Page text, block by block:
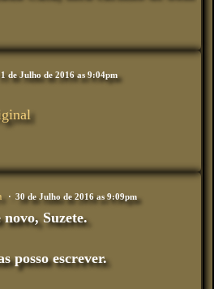
de Julho de 2016 as 9:04pm
30 de Julho de 2016 as 9:09pm
Suzete.
posso escrever.